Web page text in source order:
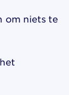
om niets te